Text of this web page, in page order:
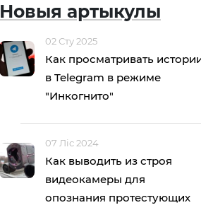
Новыя артыкулы
02 Сту 2025
Как просматривать
в Telegram в режиме
"Инкогнито"
07 Ліс 2024
Как выводить из строя
видеокамеры для
опознания протестующих